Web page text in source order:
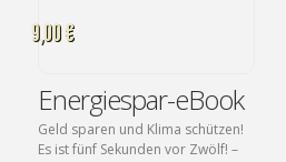
9,00 €
Energiespar-eBook
Geld sparen und Klima schützen!
Es ist fünf Sekunden vor Zwölf! –